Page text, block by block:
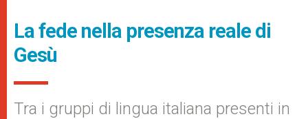
La fede nella presenza reale di
Gesù
Tra i gruppi di lingua italiana presenti in